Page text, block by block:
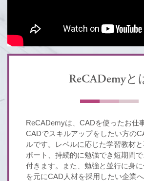
ReCADemyと
ReCADemyは、CADを使ったお仕
CADでスキルアップをしたい方の
ルです。レベルに応じた学習教材
ポート、持続的に勉強でき短期間
付きます。また、勉強と並行に身
を元にCAD人材を採用したい企業